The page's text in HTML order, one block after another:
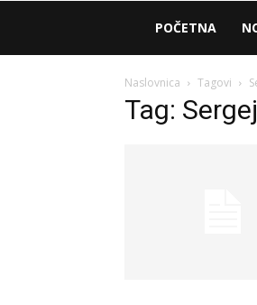
AM
Sport
POČETNA
Naslovnica Tagovi
Tag: